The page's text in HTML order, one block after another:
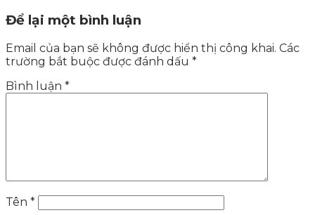
Để lại một bình luận
Email của bạn sẽ không được hiển thị công khai. Các
trường bắt buộc được đánh dấu *
Bình luận *
Tên *